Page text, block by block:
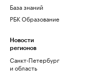
База знаний
РБК Образование
Новости
регионов
Санкт-Петербург
и область